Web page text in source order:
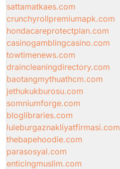
sattamatkaes.com
crunchyrollpremiumapk.com
hondacareprotectplan.com
casinogamblingcasino.com
towtimenews.com
draincleaningdirectory.com
baotangmythuathcm.com
jethukukburosu.com
somniumforge.com
bloglibraries.com
luleburgaznakliyatfirmasi.com
thebapehoodie.com
parasosyal.com
enticingmuslim.com